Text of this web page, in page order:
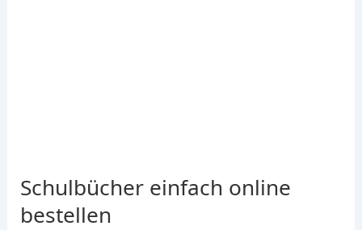
Schulbücher einfach online
bestellen